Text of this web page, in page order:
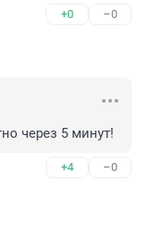
+0 –0
через 5 минут!
+4 –0